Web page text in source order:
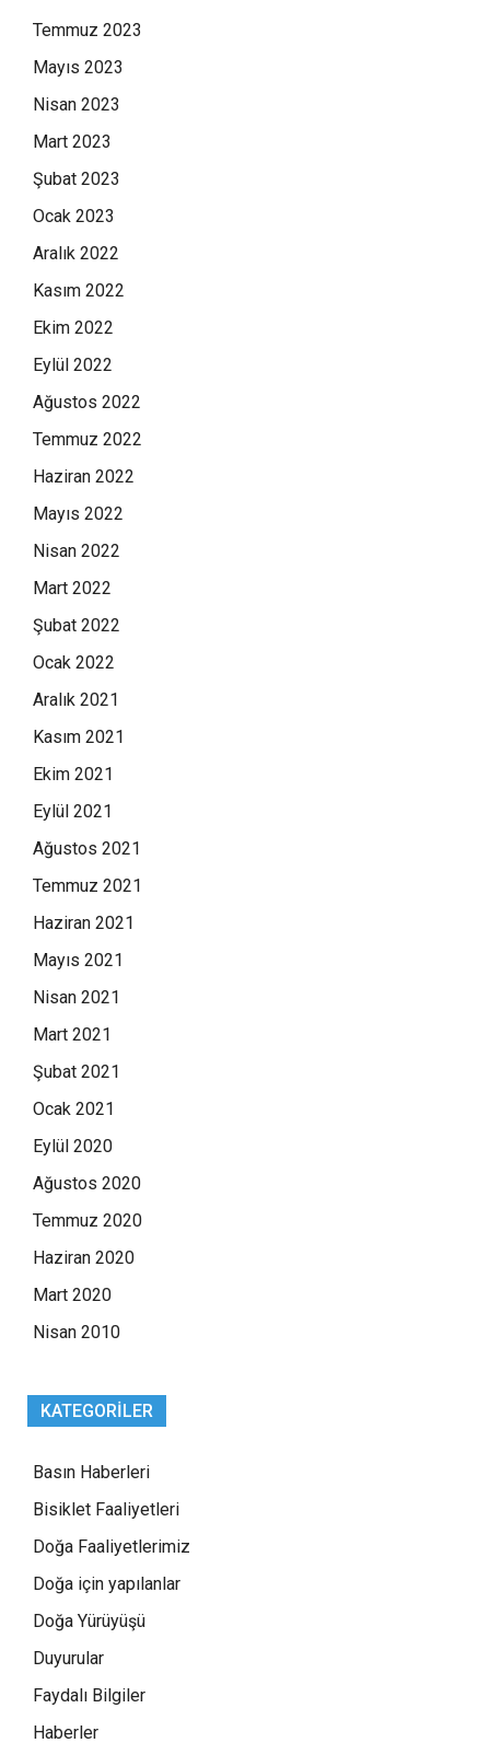
Temmuz 2023
Mayıs 2023
Nisan 2023
Mart 2023
Şubat 2023
Ocak 2023
Aralık 2022
Kasım 2022
Ekim 2022
Eylül 2022
Ağustos 2022
Temmuz 2022
Haziran 2022
Mayıs 2022
Nisan 2022
Mart 2022
Şubat 2022
Ocak 2022
Aralık 2021
Kasım 2021
Ekim 2021
Eylül 2021
Ağustos 2021
Temmuz 2021
Haziran 2021
Mayıs 2021
Nisan 2021
Mart 2021
Şubat 2021
Ocak 2021
Eylül 2020
Ağustos 2020
Temmuz 2020
Haziran 2020
Mart 2020
Nisan 2010
KATEGORILER
Basın Haberleri
Bisiklet Faaliyetleri
Doğa Faaliyetlerimiz
Doğa için yapılanlar
Doğa Yürüyüşü
Duyurular
Faydalı Bilgiler
Haberler